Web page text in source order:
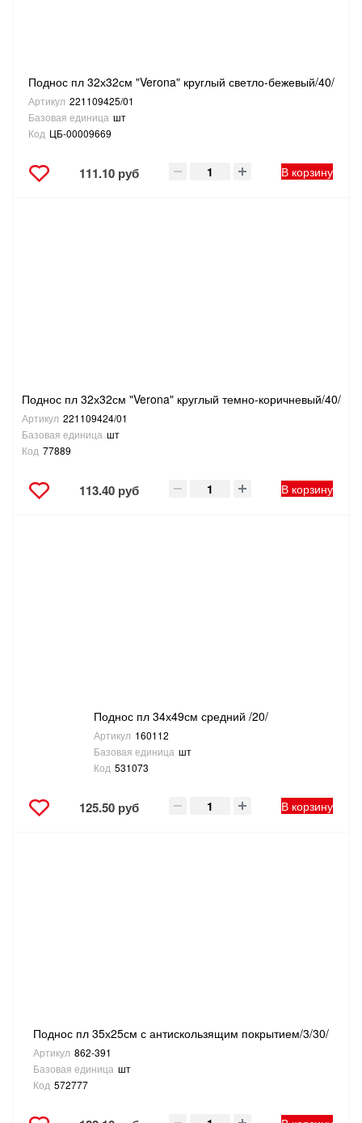
Поднос пл 32х32см "Verona" круглый светло-бежевый/40/
Артикул 221109425/01
Базовая единица шт
Код ЦБ-00009669
111.10 руб В корзину
Поднос пл 32х32см "Verona" круглый темно-коричневый/40/
Артикул 221109424/01
Базовая единица шт
Код 77889
113.40 руб В корзину
Поднос пл 34х49см средний /20/
Артикул 160112
Базовая единица шт
Код 531073
125.50 руб В корзину
Поднос пл 35х25см с антискользящим покрытием/3/30/
Артикул 862-391
Базовая единица шт
Код 572777